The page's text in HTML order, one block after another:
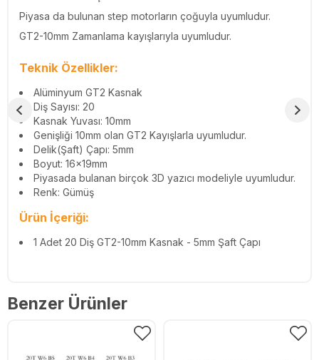
Piyasa da bulunan step motorların çoğuyla uyumludur.
GT2-10mm Zamanlama kayışlarıyla uyumludur.
Teknik Özellikler:
Alüminyum GT2 Kasnak
Diş Sayısı: 20
Kasnak Yuvası: 10mm
Genişliği 10mm olan GT2 Kayışlarla uyumludur.
Delik(Şaft) Çapı: 5mm
Boyut: 16x19mm
Piyasada bulanan birçok 3D yazıcı modeliyle uyumludur.
Renk: Gümüş
Ürün İçeriği:
1 Adet 20 Diş GT2-10mm Kasnak - 5mm Şaft Çapı
Benzer Ürünler